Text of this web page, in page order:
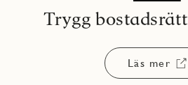
Trygg
Läs mer